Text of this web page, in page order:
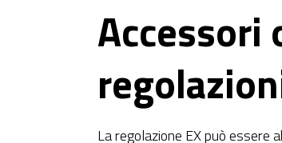
Accessori
La regolazione EX può essere